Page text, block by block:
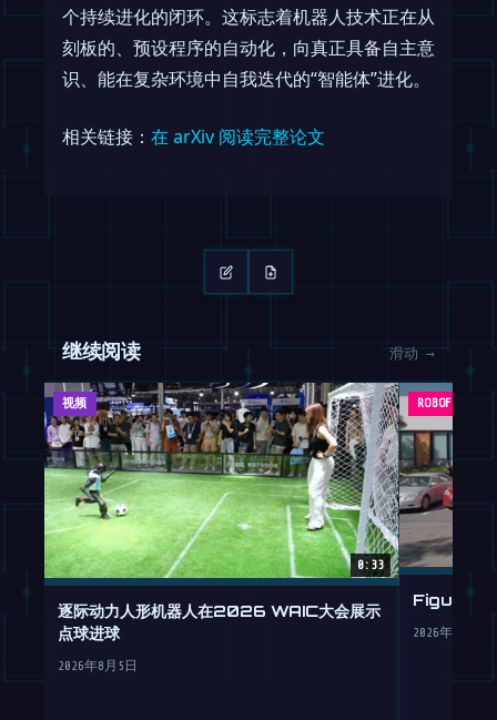
个持续进化的闭环。这标志着机器人技术正在从
刻板的、预设程序的自动化，向真正具备自主意
识、能在复杂环境中自我迭代的“智能体”进化。
相关链接： 在 arXiv 阅读完整论文
继续阅读 滑动 →
视频
0:33
逐际动力人形机器人在2026 WAIC大会展示
点球进球
2026年8月5日
ROBOFEED
Figure的
2026年7月30